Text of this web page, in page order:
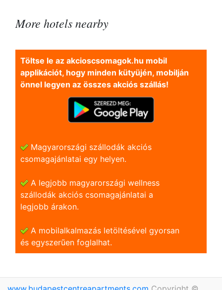
More hotels nearby
Töltse le az akcioscsomagok.hu mobil
applikációt, hogy minden kütyüjén, mobilján
önnel legyen az összes akciós szállás!
Magyarországi szállodák akciós
csomagajánlatai egy helyen.
A legjobb magyarországi wellness
szállodák akciós csomagajánlatai a
legjobb árakon.
A mobilalkalmazás letöltésével gyorsan
és egyszerũen foglalhat.